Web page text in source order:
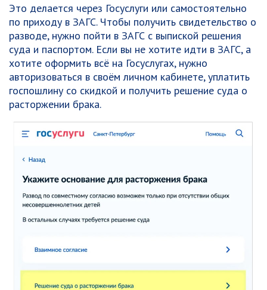
Это делается через Госуслуги или самостоятельно
по приходу в ЗАГС. Чтобы получить свидетельство о
разводе, нужно пойти в ЗАГС с выпиской решения
суда и паспортом. Если вы не хотите идти в ЗАГС, а
хотите оформить всё на Госуслугах, нужно
авторизоваться в своём личном кабинете, уплатить
госпошлину со скидкой и получить решение суда о
расторжении брака.